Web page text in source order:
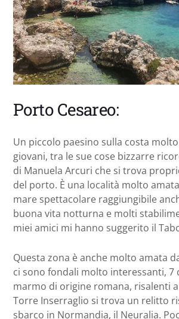
Porto Cesareo:
Un piccolo paesino sulla costa
giovani, tra le sue cose bizzarre
di Manuela Arcuri che si trova
del porto. È una località molto
mare spettacolare raggiungibile
buona vita notturna e molti
miei amici mi hanno suggerito il
Questa zona è anche molto amata
ci sono fondali molto interessanti, 7
marmo di origine romana, risalenti a
Torre Inserraglio si trova un relitto
sbarco in Normandia, il Neuralia.